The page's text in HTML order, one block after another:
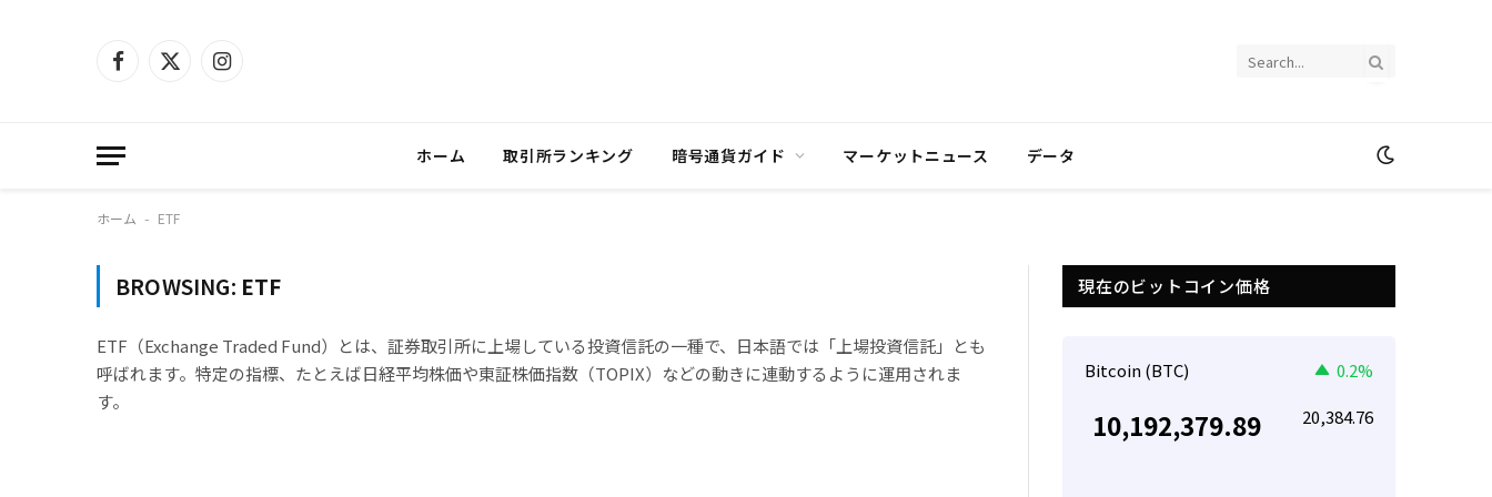
Facebook
X
Instagram
ホーム 取引所ランキング 暗号通貨ガイド マーケットニュース データ
ホーム - ETF
BROWSING: ETF
ETF（Exchange Traded Fund）とは、証券取引所に上場している投資信託の一種で、日本語では「上場投資信託」とも
呼ばれます。特定の指標、たとえば日経平均株価や東証株価指数（TOPIX）などの動きに連動するように運用されま
す。
現在のビットコイン価格
Bitcoin (BTC) 0.2%
10,192,379.89 20,384.76